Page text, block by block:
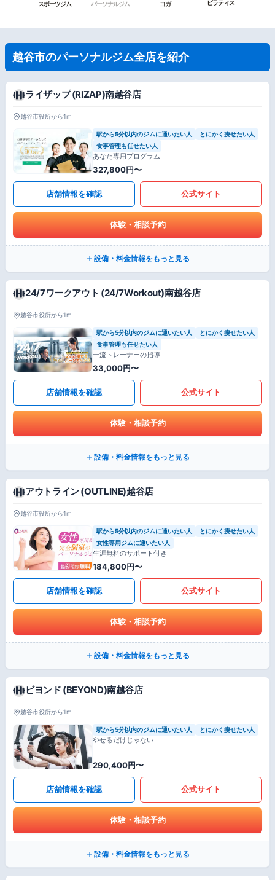
スポーツジム パーソナルジム ヨガ ピラティス
越谷市のパーソナルジム全店を紹介
ライザップ (RIZAP)南越谷店
越谷市役所から1m
駅から5分以内のジムに通いたい人
とにかく痩せたい人
食事管理も任せたい人
あなた専用プログラム
327,800円〜
店舗情報を確認 公式サイト
体験・相談予約
設備・料金情報をもっと見る
24/7ワークアウト (24/7Workout)南越谷店
越谷市役所から1m
駅から5分以内のジムに通いたい人
とにかく痩せたい人
食事管理も任せたい人
一流トレーナーの指導
33,000円〜
店舗情報を確認 公式サイト
体験・相談予約
設備・料金情報をもっと見る
アウトライン (OUTLINE)越谷店
越谷市役所から1m
駅から5分以内のジムに通いたい人
とにかく痩せたい人
女性専用ジムに通いたい人
生涯無料のサポート付き
184,800円〜
店舗情報を確認 公式サイト
体験・相談予約
設備・料金情報をもっと見る
ビヨンド (BEYOND)南越谷店
越谷市役所から1m
駅から5分以内のジムに通いたい人 とにかく痩せたい人
やせるだけじゃない
290,400円〜
店舗情報を確認 公式サイト
体験・相談予約
設備・料金情報をもっと見る